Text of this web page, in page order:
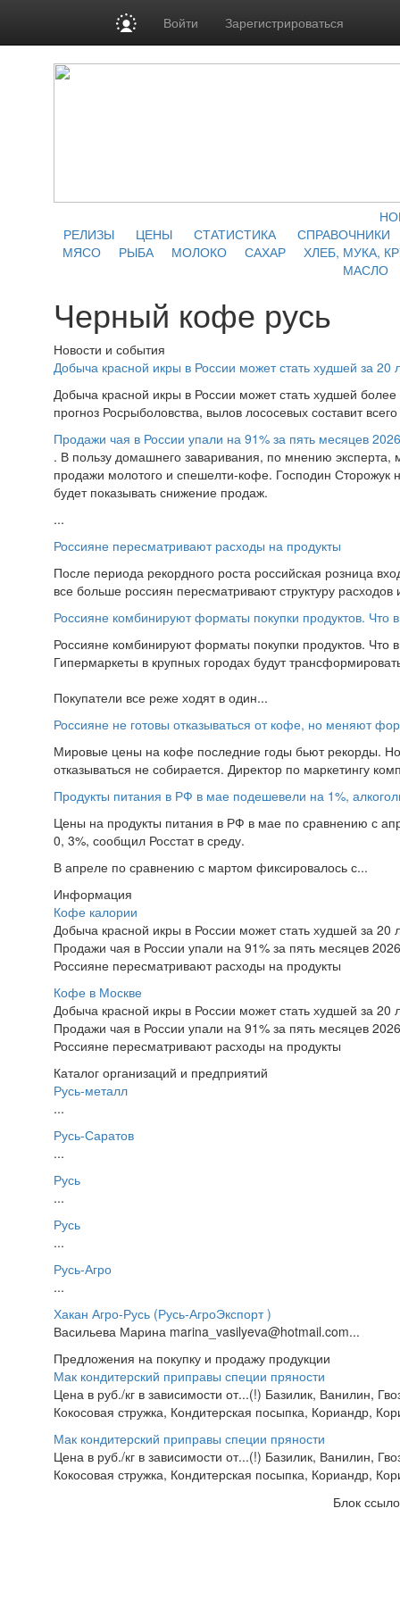
Войти Зарегистрироваться
РЕЛИЗЫ
ЦЕНЫ СТАТИСТИКА
СПРАВОЧНИКИ
МЯСО
РЫБА МОЛОКО САХАР
ХЛЕБ, МУКА,
МАСЛО
Черный кофе русь
Новости и события
Добыча красной икры в России может стать худшей за 20
Добыча красной икры в России может стать худшей
прогноз Росрыболовства, вылов лососевых составит
Продажи чая в России упали на 91% за пять месяцев
. В пользу домашнего заваривания, по мнению эксперта,
продажи молотого и спешелти-кофе. Господин Сторожук
будет показывать снижение продаж.
...
Россияне пересматривают расходы на продукты
После периода рекордного роста российская розница
все больше россиян пересматривают структуру расходов
Россияне комбинируют форматы покупки продуктов. Что
Россияне комбинируют форматы покупки продуктов. Что
Гипермаркеты в крупных городах будут
Покупатели все реже ходят в один...
Россияне не готовы отказываться от кофе, но меняют
Мировые цены на кофе последние годы бьют рекорды.
отказываться не собирается. Директор по маркетингу
Продукты питания в РФ в мае подешевели на 1%,
Цены на продукты питания в РФ в мае по сравнению с
0, 3%, сообщил Росстат в среду.
В апреле по сравнению с мартом фиксировалось с...
Информация
Кофе калории
Добыча красной икры в России может стать худшей за 20
Продажи чая в России упали на 91% за пять месяцев
Россияне пересматривают расходы на продукты
Кофе в Москве
Добыча красной икры в России может стать худшей за 20
Продажи чая в России упали на 91% за пять месяцев
Россияне пересматривают расходы на продукты
Каталог организаций и предприятий
Русь-металл
...
Русь-Саратов
...
Русь
...
Русь
...
Русь-Агро
...
Хакан Агро-Русь (Русь-АгроЭкспорт )
Васильева Марина marina_vasilyeva@hotmail.com...
Предложения на покупку и продажу продукции
Мак кондитерский приправы специи пряности
Цена в руб./кг в зависимости от...(!) Базилик, Ванилин,
Кокосовая стружка, Кондитерская посыпка, Кориандр,
Мак кондитерский приправы специи пряности
Цена в руб./кг в зависимости от...(!) Базилик, Ванилин,
Кокосовая стружка, Кондитерская посыпка, Кориандр,
Блок